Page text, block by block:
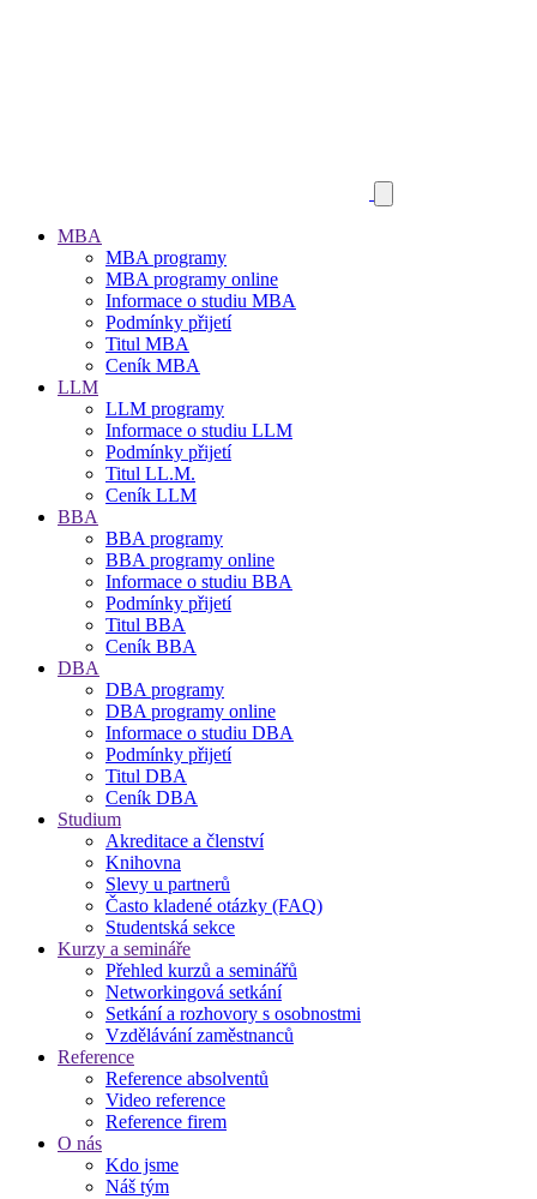
MBA
MBA programy
MBA programy online
Informace o studiu MBA
Podmínky přijetí
Titul MBA
Ceník MBA
LLM
LLM programy
Informace o studiu LLM
Podmínky přijetí
Titul LL.M.
Ceník LLM
BBA
BBA programy
BBA programy online
Informace o studiu BBA
Podmínky přijetí
Titul BBA
Ceník BBA
DBA
DBA programy
DBA programy online
Informace o studiu DBA
Podmínky přijetí
Titul DBA
Ceník DBA
Studium
Akreditace a členství
Knihovna
Slevy u partnerů
Často kladené otázky (FAQ)
Studentská sekce
Kurzy a semináře
Přehled kurzů a seminářů
Networkingová setkání
Setkání a rozhovory s osobnostmi
Vzdělávání zaměstnanců
Reference
Reference absolventů
Video reference
Reference firem
O nás
Kdo jsme
Náš tým